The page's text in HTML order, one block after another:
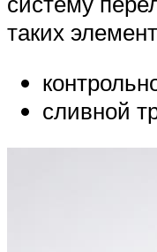
таких
сливной